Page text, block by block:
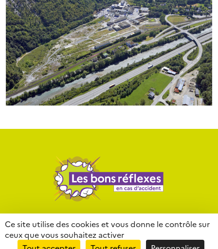
Contact Mentions légales
Liens
Partenaires
Lexique
Ce site utilise des cookies et vous donne le contrôle sur
ceux que vous souhaitez activer